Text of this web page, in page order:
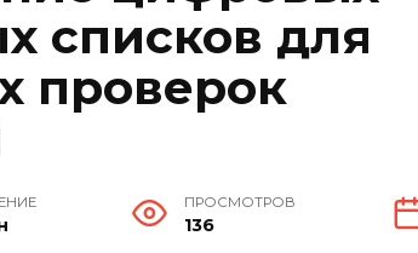
списков для
проверок
ПРОСМОТРОВ
136